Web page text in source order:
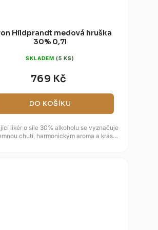
Hildprandt medová hruška
30% 0,7l
SKLADEM (5 KS)
769 Kč
DO KOŠÍKU
likér o síle 30% alkoholu se vyznačuje
chutí, harmonickým aroma a krásně